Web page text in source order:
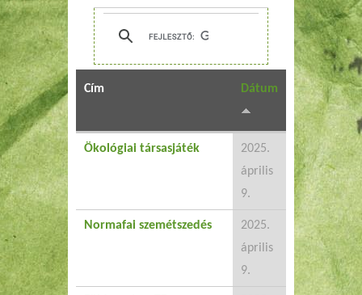
Cím Dátum
Ökológiai társasjáték
2025.
április
9.
Normafai szemétszedés
2025.
április
9.